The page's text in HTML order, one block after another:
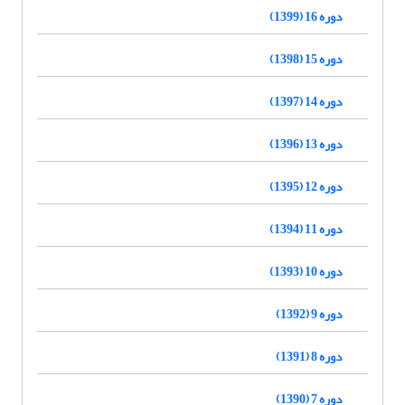
دوره 16 (1399)
دوره 15 (1398)
دوره 14 (1397)
دوره 13 (1396)
دوره 12 (1395)
دوره 11 (1394)
دوره 10 (1393)
دوره 9 (1392)
دوره 8 (1391)
دوره 7 (1390)